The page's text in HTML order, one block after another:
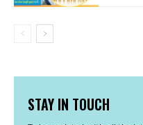
STAY IN TOUCH